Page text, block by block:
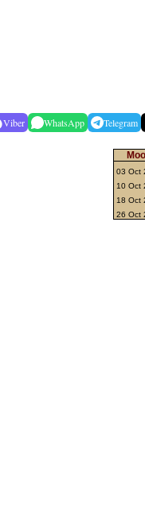
Viber WhatsApp Telegram
03 Oct
10 Oct
18 Oct
26 Oct